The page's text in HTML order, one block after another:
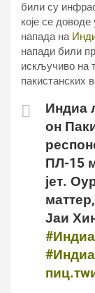
били су
које се
напада на
напади били
искључиво на
пакистанских
Индиа
он
ПЛ-15
јет.
Јаи